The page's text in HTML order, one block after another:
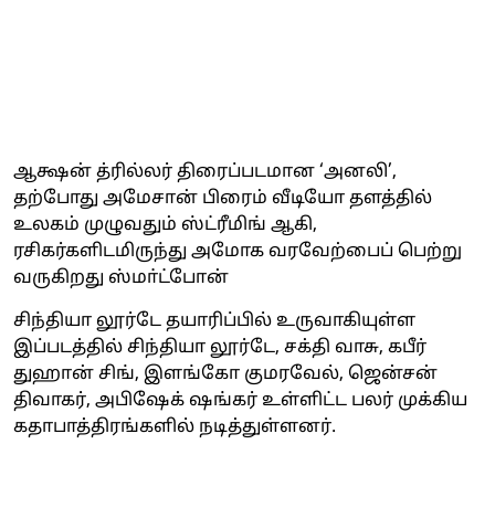
ஆக்ஷன் த்ரில்லர் திரைப்படமான ‘அனலி’,
தற்போது அமேசான் பிரைம் வீடியோ தளத்தில்
உலகம் முழுவதும் ஸ்ட்ரீமிங் ஆகி,
ரசிகர்களிடமிருந்து அமோக வரவேற்பைப் பெற்று
வருகிறது ஸ்மா்ட்போன்
சிந்தியா லூர்டே தயாரிப்பில் உருவாகியுள்ள
இப்படத்தில் சிந்தியா லூர்டே, சக்தி வாசு, கபீர்
துஹான் சிங், இளங்கோ குமரவேல், ஜென்சன்
திவாகர், அபிஷேக் ஷங்கர் உள்ளிட்ட பலர் முக்கிய
கதாபாத்திரங்களில் நடித்துள்ளனர்.